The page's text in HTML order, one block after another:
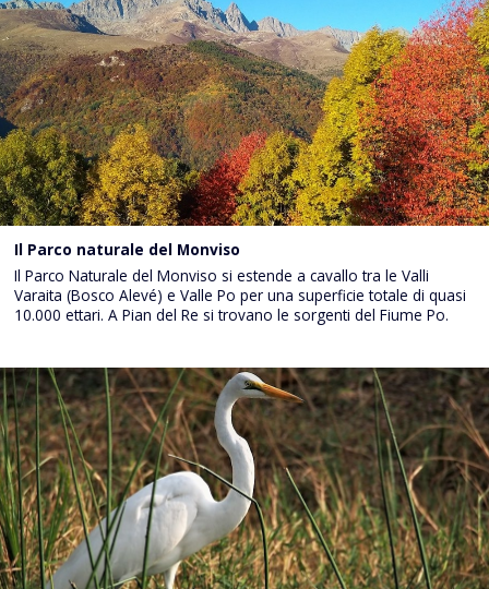
Il Parco naturale del Monviso
Il Parco Naturale del Monviso si estende a cavallo tra le Valli
Varaita (Bosco Alevé) e Valle Po per una superficie totale di quasi
10.000 ettari. A Pian del Re si trovano le sorgenti del Fiume Po.